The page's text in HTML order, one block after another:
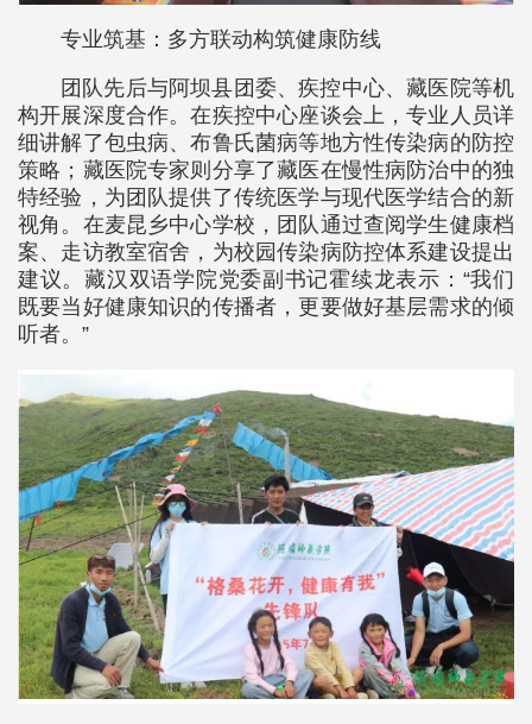
专业筑基：多方联动构筑健康防线
团队先后与阿坝县团委、疾控中心、藏医院等机
构开展深度合作。在疾控中心座谈会上，专业人员详
细讲解了包虫病、布鲁氏菌病等地方性传染病的防控
策略；藏医院专家则分享了藏医在慢性病防治中的独
特经验，为团队提供了传统医学与现代医学结合的新
视角。在麦昆乡中心学校，团队通过查阅学生健康档
案、走访教室宿舍，为校园传染病防控体系建设提出
建议。藏汉双语学院党委副书记霍续龙表示：“我们
既要当好健康知识的传播者，更要做好基层需求的倾
听者。”